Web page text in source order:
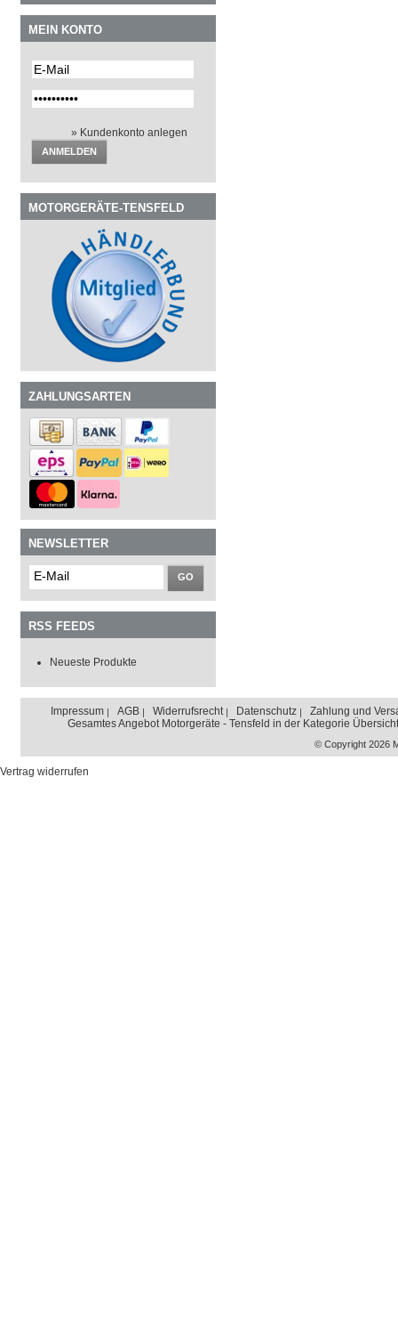
MEIN KONTO
» Kundenkonto anlegen
ANMELDEN
MOTORGERÄTE-TENSFELD
ZAHLUNGSARTEN
NEWSLETTER
GO
RSS FEEDS
Neueste Produkte
Impressum AGB Widerrufsrecht Datenschutz
Zahlung und
Gesamtes Angebot Motorgeräte - Tensfeld in der Kategorie Übersicht
© Copyright 2026
Vertrag widerrufen